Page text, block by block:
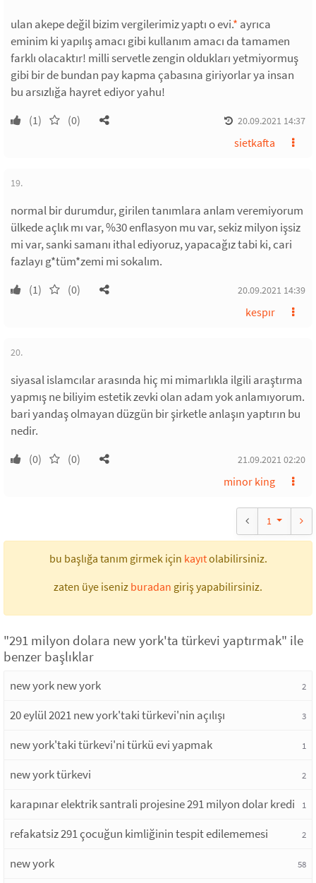
ulan akepe değil bizim vergilerimiz yaptı o evi.* ayrıca
eminim ki yapılış amacı gibi kullanım amacı da tamamen
farklı olacaktır! milli servetle zengin oldukları yetmiyormuş
gibi bir de bundan pay kapma çabasına giriyorlar ya insan
bu arsızlığa hayret ediyor yahu!
(1) (0) 20.09.2021 14:37
sietkafta
19.
normal bir durumdur, girilen tanımlara anlam veremiyorum
ülkede açlık mı var, %30 enflasyon mu var, sekiz milyon işsiz
mi var, sanki samanı ithal ediyoruz, yapacağız tabi ki, cari
fazlayı g*tüm*zemi mi sokalım.
(1) (0) 20.09.2021 14:39
kespır
20.
siyasal islamcılar arasında hiç mi mimarlıkla ilgili araştırma
yapmış ne biliyim estetik zevki olan adam yok anlamıyorum.
bari yandaş olmayan düzgün bir şirketle anlaşın yaptırın bu
nedir.
(0) (0) 21.09.2021 02:20
minor king
1
bu başlığa tanım girmek için kayıtolabilirsiniz.
zaten üye iseniz buradan giriş yapabilirsiniz.
"291 milyon dolara new york'ta türkevi yaptırmak" ile
benzer başlıklar
new york new york 2
20 eylül 2021 new york'taki türkevi'nin açılışı 3
new york'taki türkevi'ni türkü evi yapmak 1
new york türkevi 2
karapınar elektrik santrali projesine 291 milyon dolar kredi 1
refakatsiz 291 çocuğun kimliğinin tespit edilememesi 2
new york 58